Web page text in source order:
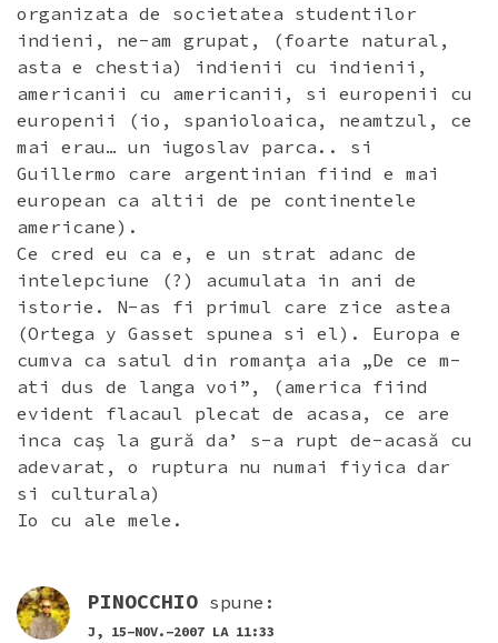
organizata de societatea studentilor
indieni, ne-am grupat, (foarte natural,
asta e chestia) indienii cu indienii,
americanii cu americanii, si europenii cu
europenii (io, spanioloaica, neamtzul, ce
mai erau… un iugoslav parca.. si
Guillermo care argentinian fiind e mai
european ca altii de pe continentele
americane).
Ce cred eu ca e, e un strat adanc de
intelepciune (?) acumulata in ani de
istorie. N-as fi primul care zice astea
(Ortega y Gasset spunea si el). Europa e
cumva ca satul din romanţa aia „De ce m-
ati dus de langa voi”, (america fiind
evident flacaul plecat de acasa, ce are
inca caş la gură da’ s-a rupt de-acasă cu
adevarat, o ruptura nu numai fiyica dar
si culturala)
Io cu ale mele.
PINOCCHIO spune:
J, 15-NOV.-2007 LA 11:33